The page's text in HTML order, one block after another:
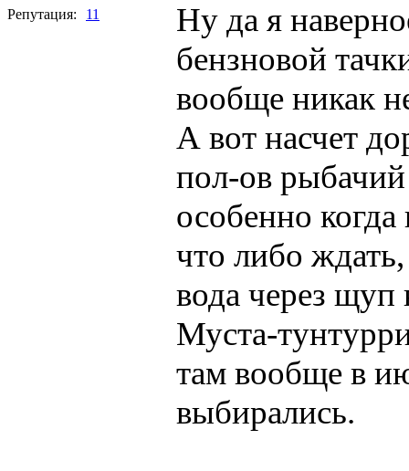
Репутация: 11
Ну да я
бензновой
вообще никак
А вот насчет
пол-ов рыбачий
особенно когда
что либо
вода через щуп
Муста-
там вообще в
выбирались.